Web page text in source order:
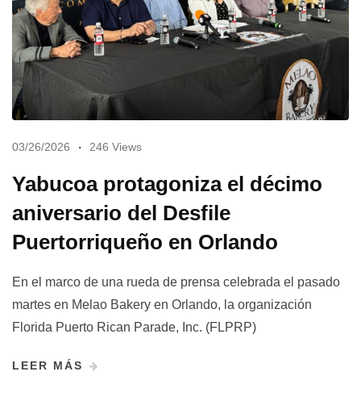
03/26/2026 246 Views
Yabucoa protagoniza el décimo
aniversario del Desfile
Puertorriqueño en Orlando
En el marco de una rueda de prensa celebrada el pasado
martes en Melao Bakery en Orlando, la organización
Florida Puerto Rican Parade, Inc. (FLPRP)
LEER MÁS